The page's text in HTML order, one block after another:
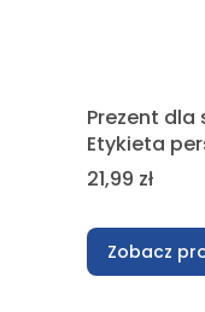
Prezent dla
Etykieta
Cena
21,99 zł
Zobacz